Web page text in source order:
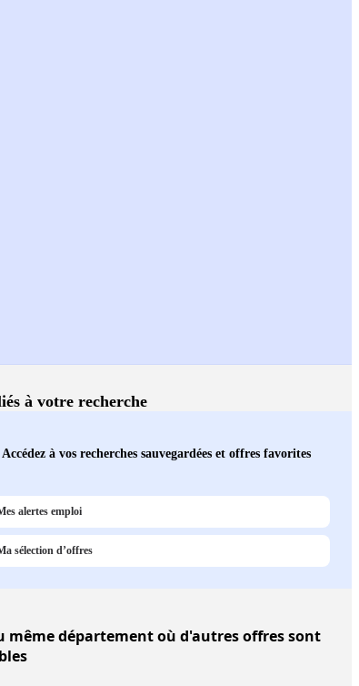
à votre recherche
Accédez à vos recherches sauvegardées et offres favorites
alertes emploi
sélection d’offres
même département où d'autres offres sont